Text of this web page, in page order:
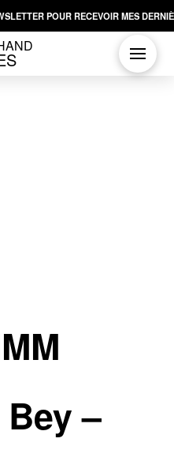
POUR RECEVOIR MES
–